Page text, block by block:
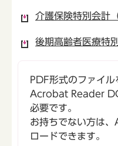
介護保険特別会計
後期高齢者医療特
PDF形式のファイ
Acrobat Reader
必要です。
お持ちでない方は
ロードできます。